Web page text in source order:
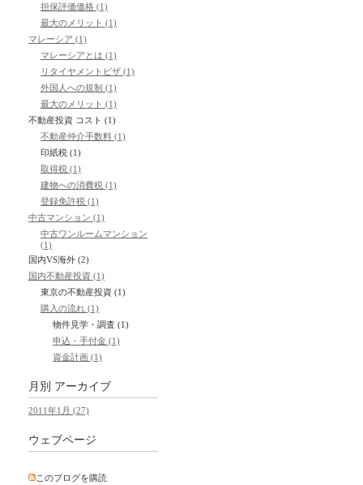
担保評価価格 (1)
最大のメリット (1)
マレーシア (1)
マレーシアとは (1)
リタイヤメントビザ (1)
外国人への規制 (1)
最大のメリット (1)
不動産投資 コスト (1)
不動産仲介手数料 (1)
印紙税 (1)
取得税 (1)
建物への消費税 (1)
登録免許税 (1)
中古マンション (1)
中古ワンルームマンション
(1)
国内VS海外 (2)
国内不動産投資 (1)
東京の不動産投資 (1)
購入の流れ (1)
物件見学・調査 (1)
申込・手付金 (1)
資金計画 (1)
月別 アーカイブ
2011年1月 (27)
ウェブページ
このブログを購読